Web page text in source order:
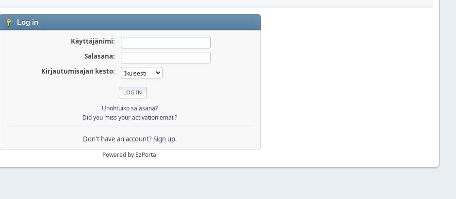
Log in
Käyttäjänimi:
Salasana:
Kirjautumisajan kesto:
Unohtuiko salasana?
Did you miss your activation email?
Don't have an account?Sign up.
Powered by EzPortal